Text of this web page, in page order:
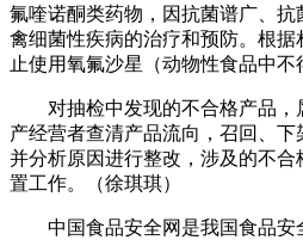
氟喹诺酮类药物，因抗菌谱广、
禽细菌性疾病的治疗和预防。根
止使用氧氟沙星（动物性食品中不
对抽检中发现的不合格产品，
产经营者查清产品流向，召回、下
并分析原因进行整改，涉及的不
置工作。（徐琪琪）
中国食品安全网是我国食品安